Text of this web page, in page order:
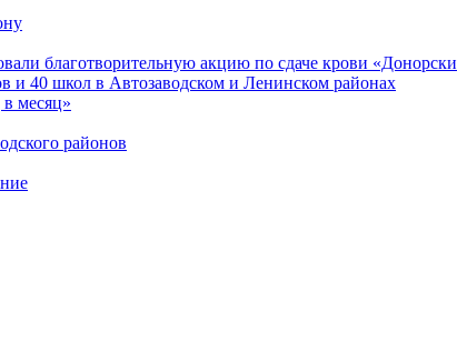
благотворительную акцию по сдаче крови «Донорски
и 40 школ в Автозаводском и Ленинском районах
месяц»
районов